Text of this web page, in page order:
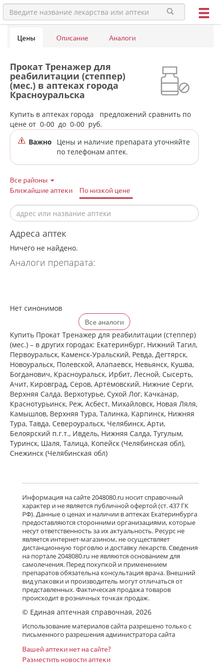
Цены Описание Аналоги
Прокат Тренажер для
реабилитации (степпер)
(мес.) в аптеках города
Красноуральска
Купить в аптеках города
предложений сравнить по
цене от 0-00 до 0-00 руб.
Важно
Цены и наличие препарата уточняйте
по телефонам аптек.
Все районы
Ближайшие аптеки
По низкой цене
Адреса аптек
Ничего не найдено.
Аналоги препарата:
Нет синонимов
Все аналоги
Купить Прокат Тренажер для реабилитации (степпер)
(мес.) – в других городах: Екатеринбург, Нижний Тагил,
Первоуральск, Каменск-Уральский, Ревда, Дегтярск,
Новоуральск, Полевской, Алапаевск, Невьянск, Кушва,
Богданович, Красноуральск, Ирбит, Лесной, Сысерть,
Ачит, Кировград, Серов, Артёмовский, Нижние Cерги,
Верхняя Салда, Верхотурье, Сухой Лог, Качканар,
Краснотурьинск, Реж, Асбест, Михайловск, Новая Ляля,
Камышлов, Верхняя Тура, Талинка, Карпинск, Нижняя
Тура, Тавда, Североуральск, Челябинск, Арти,
Белоярский п.г.т., Ивдель, Нижняя Салда, Тугулым,
Туринск, Шаля, Талица, Копейск (Челябинская обл),
Снежинск (Челябинская обл)
Информация на сайте 2048080.ru носит справочный
характер и не является публичной офертой (ст. 437 ГК
РФ). Данные о ценах и наличии в аптеках Екатеринбурга
предоставляются сторонними организациями, которые
несут ответственность за их актуальность. Ресурс не
является интернет-магазином, не осуществляет
дистанционную торговлю и доставку лекарств. Сведения
на портале 2048080.ru не являются основанием для
самолечения. Перед покупкой и применением
препаратов обязательна консультация врача. Внешний
вид упаковки и производитель могут отличаться от
представленных. Фактическая продажа товаров
происходит в розничных точках продаж.
© Единая аптечная справочная, 2026
Использование материалов сайта разрешено только с
письменного разрешения администратора сайта
Вашей аптеки нет на сайте?
Разместить новости аптеки